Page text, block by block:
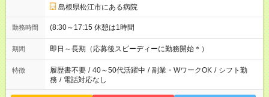
島根県松江市にある病院
勤務時間 (8:30～17:15 休憩は1時間
期間 即日～長期（応募後スピーディーに勤務開始＊）
特徴 履歴書不要 / 40～50代活躍中 / 副業・WワークOK / シフト勤
務 / 電話対応なし